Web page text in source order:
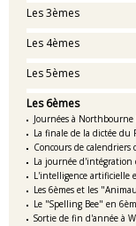
Les 3èmes
Les 4èmes
Les 5èmes
Les 6èmes
Journées à Northbourne
La finale de la dictée du
Concours de calendriers
La journée d'intégration
L'intelligence artificielle
Les 6èmes et les
Le "Spelling Bee" en
Sortie de fin d'année à